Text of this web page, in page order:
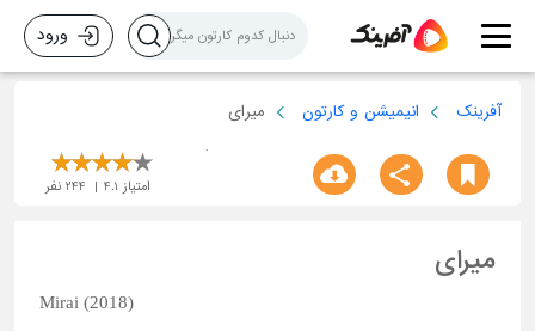
ورود
آفرینک انیمیشن و کارتون میرای
امتیاز 4.1
244 نفر
میرای
Mirai (2018)